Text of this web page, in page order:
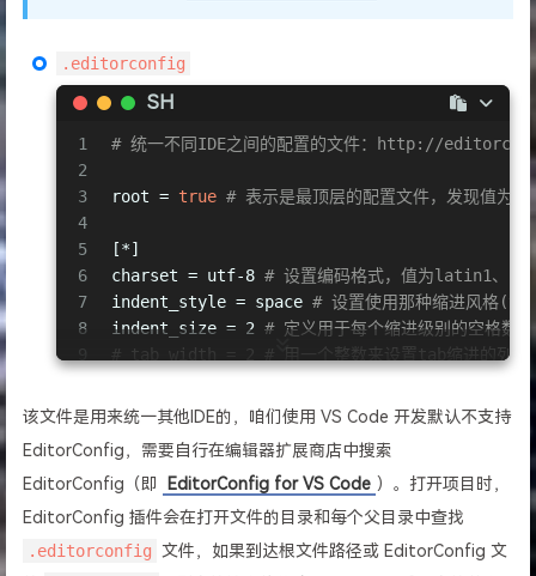
.editorconfig
SH
1
2
3
4
5
6
7
8
11
13
# 统一不同IDE之间的配置的文件：http://
root = true # 表示是最顶层的配置文件，发现值
[*]
charset = utf-8 # 设置编码格式，值为latin1、
indent_style = space # 设置使用那种缩进风格
indent_size = 2 # 定义用于每个缩进级别的空格数
# tab_width = 2 # 用一个整数来设置tab缩进的列数
# 设置换行符，值为lf、cr、
trim_trailing_whitespace =
true # 设置为true
该文件是用来统一其他IDE的，咱们使用 VS Code 开发默认不支持
EditorConfig，需要自行在编辑器扩展商店中搜索
EditorConfig（即
EditorConfig for VS Code ）。打开项目时，
EditorConfig 插件会在打开文件的目录和每个父目录中查找
.editorconfig
文件，如果到达根文件路径或 EditorConfig 文